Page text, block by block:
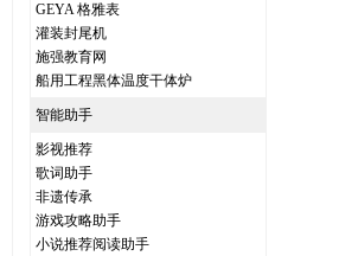
GEYA 格雅表
灌装封尾机
施强教育网
船用工程黑体温度干体炉
智能助手
影视推荐
歌词助手
非遗传承
游戏攻略助手
小说推荐阅读助手